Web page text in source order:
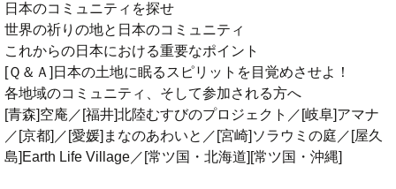
日本のコミュニティを探せ
世界の祈りの地と日本のコミュニティ
これからの日本における重要なポイント
[Ｑ＆Ａ]日本の土地に眠るスピリットを目覚めさせよ！
各地域のコミュニティ、そして参加される方へ
[青森]空庵／[福井]北陸むすびのプロジェクト／[岐阜]アマナ
／[京都]／[愛媛]まなのあわいと／[宮崎]ソラウミの庭／[屋久
島]Earth Life Village／[常ツ国・北海道][常ツ国・沖縄]